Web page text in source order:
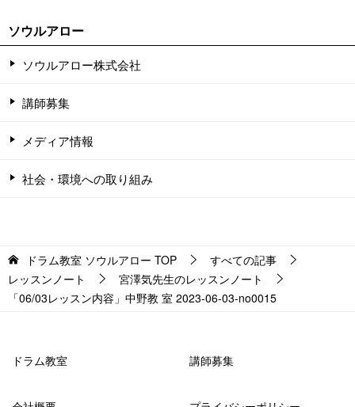
ソウルアロー
ソウルアロー株式会社
講師募集
メディア情報
社会・環境への取り組み
ドラム教室 ソウルアロー TOP
すべての記事
レッスンノート
宮澤気先生のレッスンノート
「06/03レッスン内容」中野教 室 2023-06-03-no0015
ドラム教室 講師募集